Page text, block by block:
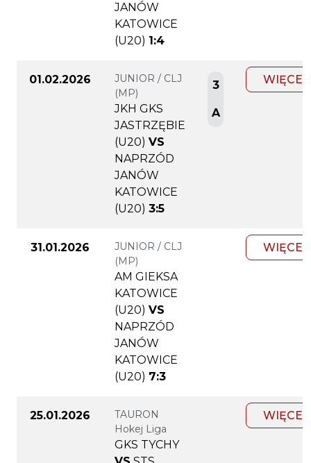
JANÓW
KATOWICE
(U20) 1:4
01.02.2026
JUNIOR / CLJ
(MP)
JKH GKS
JASTRZĘBIE
(U20) VS
NAPRZÓD
JANÓW
KATOWICE
(U20) 3:5
3
A
WIĘCEJ
31.01.2026
JUNIOR / CLJ
(MP)
AM GIEKSA
KATOWICE
(U20) VS
NAPRZÓD
JANÓW
KATOWICE
(U20) 7:3
WIĘCEJ
25.01.2026
TAURON
Hokej Liga
GKS TYCHY
WIĘCEJ